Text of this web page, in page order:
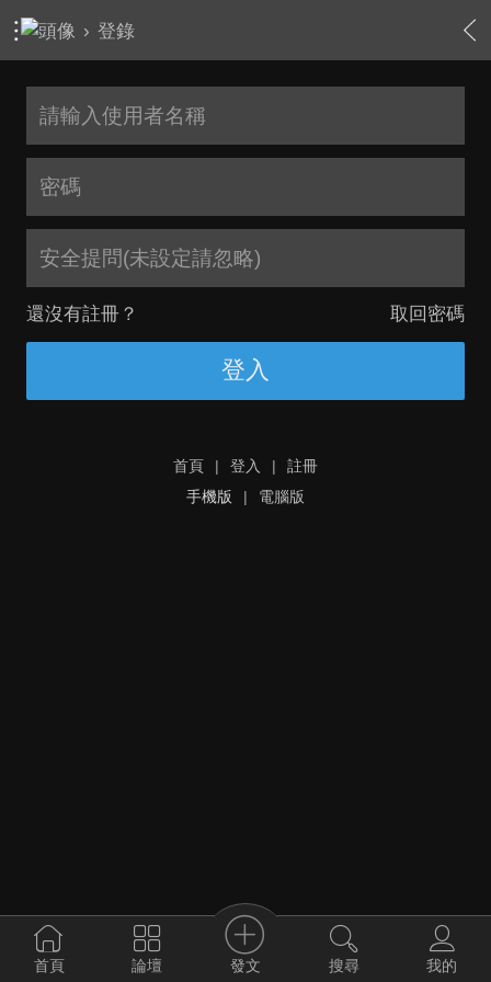
› 登錄
安全提問(未設定請忽略)
還沒有註冊？ 取回密碼
登入
首頁 | 登入 |
註冊
手機版
| 電腦版
首頁 論壇 發文 搜尋 我的